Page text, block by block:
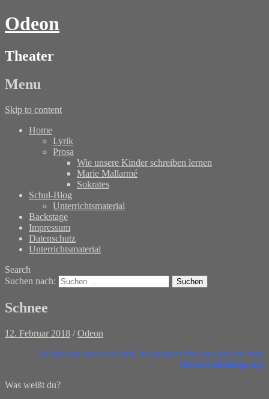
Odeon
Theater
Menu
Skip to content
Home
Lyrik
Prosa
Wie unsere Kinder schreiben lernen
Marie Mallarmé
Sokrates
Schul-Blog
Unterrichtsmaterial
Backstage
Impressum
Datenschutz
Unterrichtsmaterial
Search
Suchen nach:
Schnee
12. Februar 2018 /Odeon
So this was how you died, in whispers that you did not hear
(Ernest Hemingway)
Was weißt du?